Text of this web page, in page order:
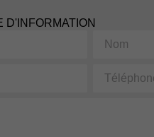
D'INFORMATION
Nom
Téléphone